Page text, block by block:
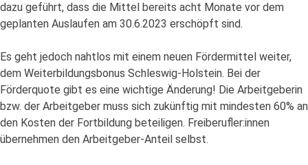
dazu geführt, dass die Mittel bereits acht Monate vor dem
geplanten Auslaufen am 30.6.2023 erschöpft sind.
Es geht jedoch nahtlos mit einem neuen Fördermittel weiter,
dem Weiterbildungsbonus Schleswig-Holstein. Bei der
Förderquote gibt es eine wichtige Änderung! Die Arbeitgeberin
bzw. der Arbeitgeber muss sich zukünftig mit mindesten 60% an
den Kosten der Fortbildung beteiligen. Freiberufler:innen
übernehmen den Arbeitgeber-Anteil selbst.